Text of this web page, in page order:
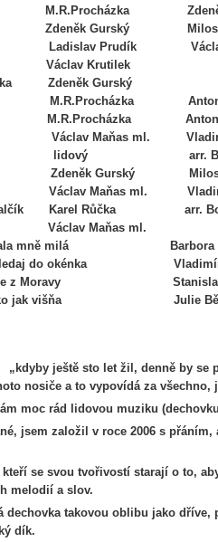
M.R.Procházka Zdeněk
Gurský Miloslava
Ladislav Prudík Václav
Krutilek
Gurský
M.R.Procházka Antonín
Antonín
Maňas ml.
valčík lidový arr.
Gurský Miloslava
Václav Maňas ml.
Karel Růčka arr.
Václav Maňas ml.
Barbora
Vladimír
Stanislav
Julie
ještě sto let žil, denně by se
nosiče a to vypovídá za všechno,
moc rád lidovou muziku
jsem založil v roce 2006 s přáním,
se svou tvořivostí starají o to,
melodií a slov.
dechovka takovou oblibu jako
dík.